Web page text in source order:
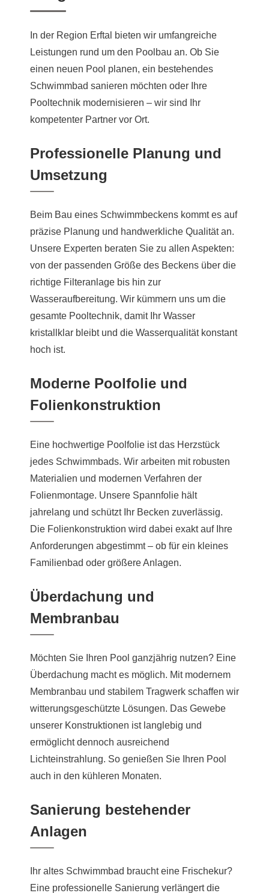
In der Region Erftal bieten wir umfangreiche
Leistungen rund um den Poolbau an. Ob Sie
einen neuen Pool planen, ein bestehendes
Schwimmbad sanieren möchten oder Ihre
Pooltechnik modernisieren – wir sind Ihr
kompetenter Partner vor Ort.
Professionelle Planung und
Umsetzung
Beim Bau eines Schwimmbeckens kommt es auf
präzise Planung und handwerkliche Qualität an.
Unsere Experten beraten Sie zu allen Aspekten:
von der passenden Größe des Beckens über die
richtige Filteranlage bis hin zur
Wasseraufbereitung. Wir kümmern uns um die
gesamte Pooltechnik, damit Ihr Wasser
kristallklar bleibt und die Wasserqualität konstant
hoch ist.
Moderne Poolfolie und
Folienkonstruktion
Eine hochwertige Poolfolie ist das Herzstück
jedes Schwimmbads. Wir arbeiten mit robusten
Materialien und modernen Verfahren der
Folienmontage. Unsere Spannfolie hält
jahrelang und schützt Ihr Becken zuverlässig.
Die Folienkonstruktion wird dabei exakt auf Ihre
Anforderungen abgestimmt – ob für ein kleines
Familienbad oder größere Anlagen.
Überdachung und
Membranbau
Möchten Sie Ihren Pool ganzjährig nutzen? Eine
Überdachung macht es möglich. Mit modernem
Membranbau und stabilem Tragwerk schaffen wir
witterungsgeschützte Lösungen. Das Gewebe
unserer Konstruktionen ist langlebig und
ermöglicht dennoch ausreichend
Lichteinstrahlung. So genießen Sie Ihren Pool
auch in den kühleren Monaten.
Sanierung bestehender
Anlagen
Ihr altes Schwimmbad braucht eine Frischekur?
Eine professionelle Sanierung verlängert die